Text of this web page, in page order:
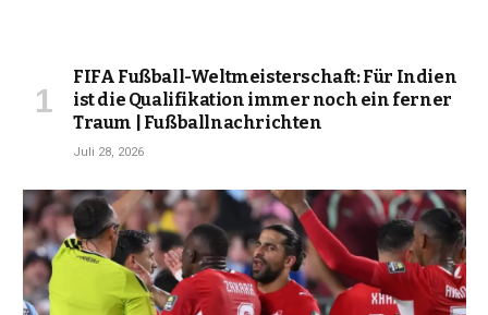
FIFA Fußball-Weltmeisterschaft: Für Indien
ist die Qualifikation immer noch ein ferner
Traum | Fußballnachrichten
Juli 28, 2026